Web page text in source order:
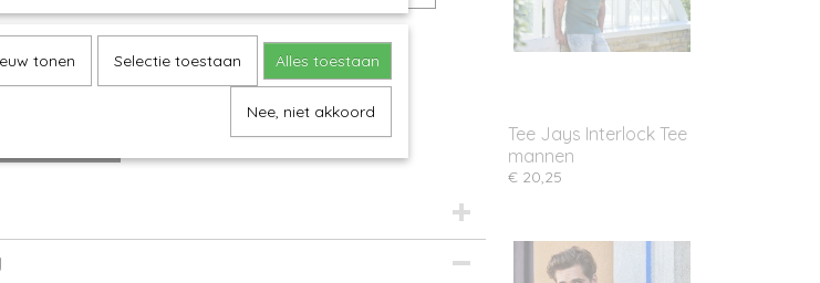
Tee Jays Interlock Tee
mannen
€ 20,25
tonen Selectie toestaan Alles toestaan
Nee, niet akkoord